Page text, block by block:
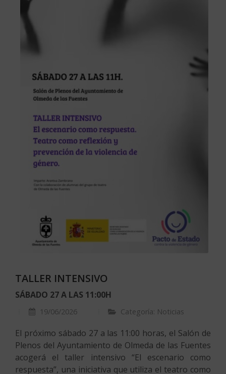
TALLER INTENSIVO
SÁBADO 27 A LAS 11:00H
19/06/2026 Categoría: Noticias
El próximo sábado 27 a las 11:00 horas, el Salón de
Plenos del Ayuntamiento de Olmeda de las Fuentes
acogerá el taller intensivo “El escenario como
respuesta”, una iniciativa que utiliza el teatro como